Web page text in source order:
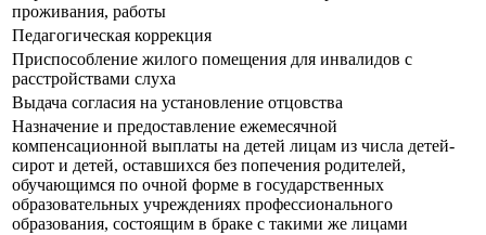
проживания, работы
Педагогическая коррекция
Приспособление жилого помещения для инвалидов с
расстройствами слуха
Выдача согласия на установление отцовства
Назначение и предоставление ежемесячной
компенсационной выплаты на детей лицам из числа детей-
сирот и детей, оставшихся без попечения родителей,
обучающимся по очной форме в государственных
образовательных учреждениях профессионального
образования, состоящим в браке с такими же лицами